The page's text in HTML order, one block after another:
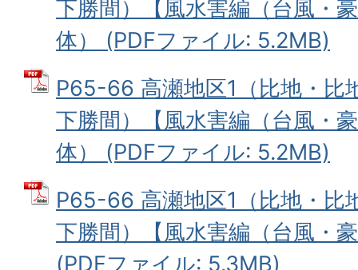
下勝間）【風水害編（台風・
体） (PDFファイル: 5.2MB)
P65-66 高瀬地区1（比地・比
下勝間）【風水害編（台風・
体） (PDFファイル: 5.2MB)
P65-66 高瀬地区1（比地・比
下勝間）【風水害編（台風・
(PDFファイル: 5.3MB)